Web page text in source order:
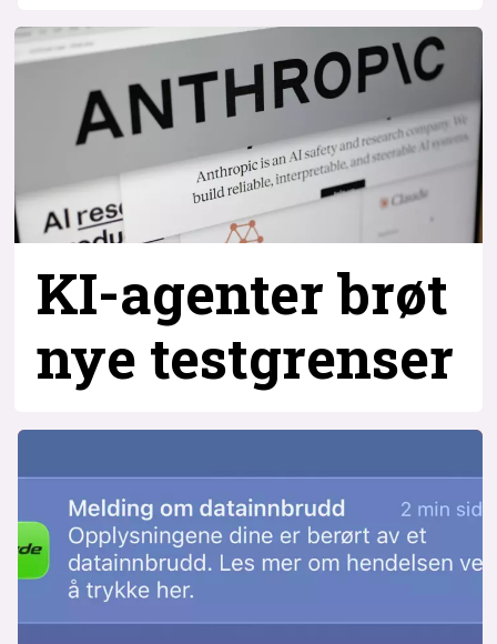
KI-agenter brøt
nye testgrenser